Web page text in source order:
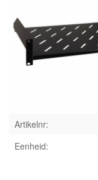
CONTACT
INLOGGEN
Artikelnr:
Eenheid: